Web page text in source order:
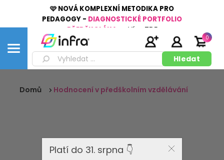
🩷 NOVÁ KOMPLEXNÍ METODIKA PRO
PEDAGOGY - DIAGNOSTICKÉ PORTFOLIO
PŘEDŠKOLÁKA
Více ZDE
0
Domů Hodnocení v předškolním vzdělávání
Platí do 31. srpna 👇